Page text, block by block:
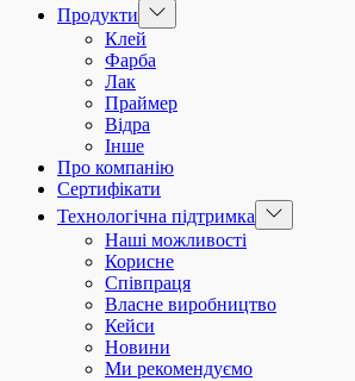
Продукти
Show
sub
Клей
Фарба
Лак
Праймер
Відра
Інше
Про компанію
Сертифікати
Технологічна підтримка
Show
sub
Наші можливості
Корисне
Співпраця
Власне виробництво
Кейси
Новини
Ми рекомендуємо